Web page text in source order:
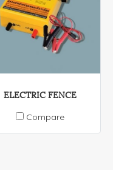
ELECTRIC FENCE
Compare